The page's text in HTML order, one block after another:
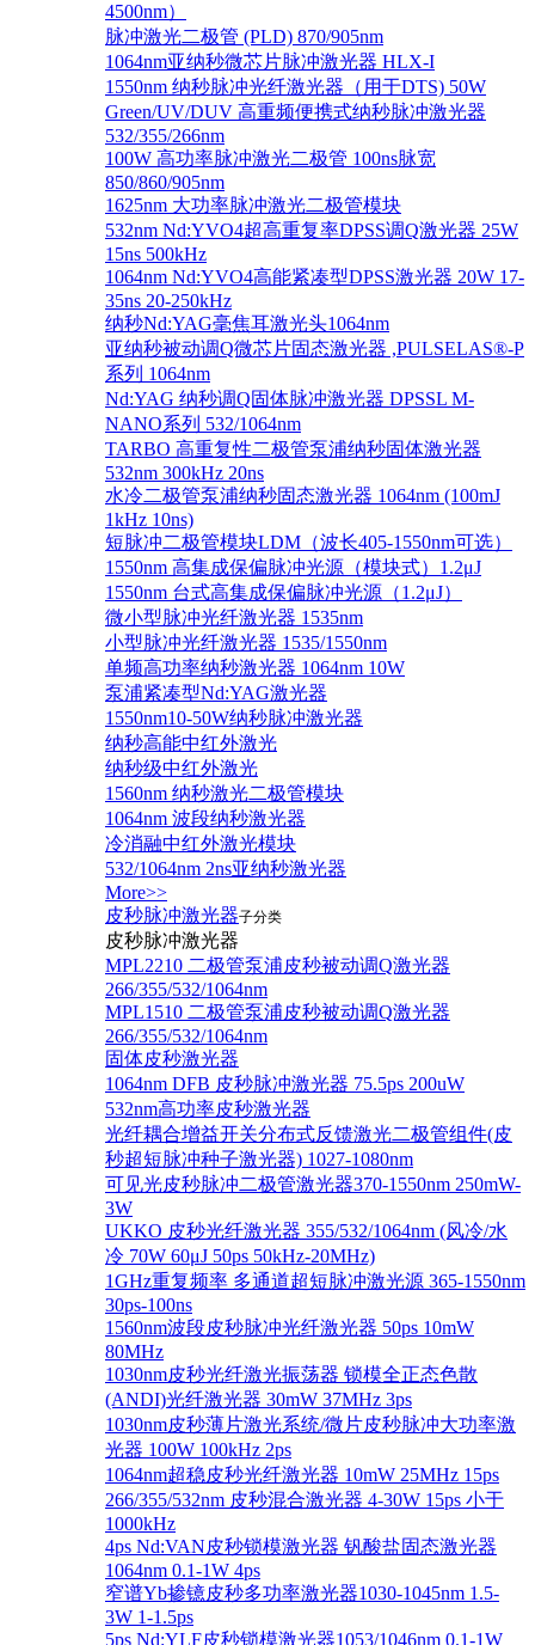
4500nm）
脉冲激光二极管 (PLD) 870/905nm
1064nm亚纳秒微芯片脉冲激光器 HLX-I
1550nm 纳秒脉冲光纤激光器（用于DTS) 50W
Green/UV/DUV 高重频便携式纳秒脉冲激光器
532/355/266nm
100W 高功率脉冲激光二极管 100ns脉宽
850/860/905nm
1625nm 大功率脉冲激光二极管模块
532nm Nd:YVO4超高重复率DPSS调Q激光器 25W
15ns 500kHz
1064nm Nd:YVO4高能紧凑型DPSS激光器 20W 17-
35ns 20-250kHz
纳秒Nd:YAG毫焦耳激光头1064nm
亚纳秒被动调Q微芯片固态激光器 ,PULSELAS®-P
系列 1064nm
Nd:YAG 纳秒调Q固体脉冲激光器 DPSSL M-
NANO系列 532/1064nm
TARBO 高重复性二极管泵浦纳秒固体激光器
532nm 300kHz 20ns
水冷二极管泵浦纳秒固态激光器 1064nm (100mJ
1kHz 10ns)
短脉冲二极管模块LDM（波长405-1550nm可选）
1550nm 高集成保偏脉冲光源（模块式）1.2μJ
1550nm 台式高集成保偏脉冲光源（1.2μJ）
微小型脉冲光纤激光器 1535nm
小型脉冲光纤激光器 1535/1550nm
单频高功率纳秒激光器 1064nm 10W
泵浦紧凑型Nd:YAG激光器
1550nm10-50W纳秒脉冲激光器
纳秒高能中红外激光
纳秒级中红外激光
1560nm 纳秒激光二极管模块
1064nm 波段纳秒激光器
冷消融中红外激光模块
532/1064nm 2ns亚纳秒激光器
More>>
皮秒脉冲激光器子分类
皮秒脉冲激光器
​MPL2210 二极管泵浦皮秒被动调Q激光器
266/355/532/1064nm
MPL1510 二极管泵浦皮秒被动调Q激光器
266/355/532/1064nm
固体皮秒激光器
1064nm DFB 皮秒脉冲激光器 75.5ps 200uW
532nm高功率皮秒激光器
光纤耦合增益开关分布式反馈激光二极管组件(皮
秒超短脉冲种子激光器) 1027-1080nm
可见光皮秒脉冲二极管激光器370-1550nm 250mW-
3W
UKKO 皮秒光纤激光器 355/532/1064nm (风冷/水
冷 70W 60μJ 50ps 50kHz-20MHz)
1GHz重复频率 多通道超短脉冲激光源 365-1550nm
30ps-100ns
1560nm波段皮秒脉冲光纤激光器 50ps 10mW
80MHz
1030nm皮秒光纤激光振荡器 锁模全正态色散
(ANDI)光纤激光器 30mW 37MHz 3ps
1030nm皮秒薄片激光系统/微片皮秒脉冲大功率激
光器 100W 100kHz 2ps
1064nm超稳皮秒光纤激光器 10mW 25MHz 15ps
266/355/532nm 皮秒混合激光器 4-30W 15ps 小于
1000kHz
4ps Nd:VAN皮秒锁模激光器 钒酸盐固态激光器
1064nm 0.1-1W 4ps
窄谱Yb掺镱皮秒多功率激光器1030-1045nm 1.5-
3W 1-1.5ps
5ps Nd:YLF皮秒锁模激光器1053/1046nm 0.1-1W